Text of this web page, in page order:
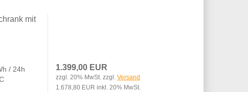
mit
/ 24h
1.399,00 EUR
zzgl. 20% MwSt. zzgl. Versand
1.678,80 EUR inkl. 20% MwSt.